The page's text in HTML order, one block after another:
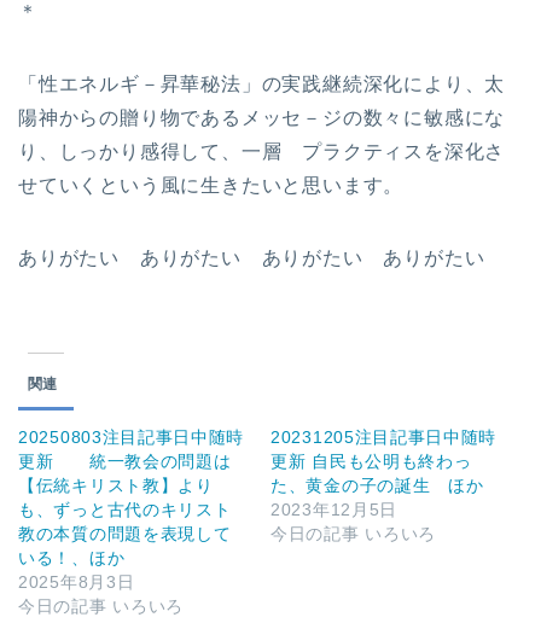
＊
「性エネルギ－昇華秘法」の実践継続深化により、太
陽神からの贈り物であるメッセ－ジの数々に敏感にな
り、しっかり感得して、一層 プラクティスを深化さ
せていくという風に生きたいと思います。
ありがたい ありがたい ありがたい ありがたい
関連
20250803注目記事日中随時
更新 統一教会の問題は
【伝統キリスト教】より
も、ずっと古代のキリスト
教の本質の問題を表現して
いる！、ほか
2025年8月3日
今日の記事 いろいろ
20231205注目記事日中随時
更新 自民も公明も終わっ
た、黄金の子の誕生 ほか
2023年12月5日
今日の記事 いろいろ